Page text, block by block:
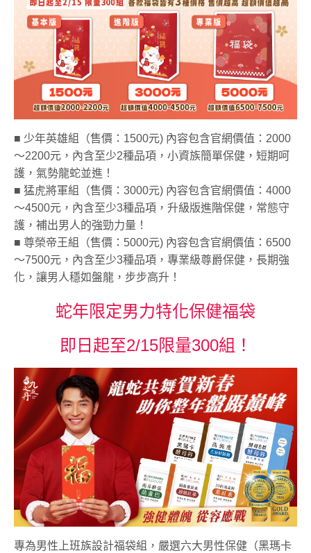
鐵騎．PCTII+葡萄糖胺+軟骨素
黑帝．生物素+鋅+鐵+白首烏
鋼韌．高單位MSM
九五闆闆的蝦皮套件
蝦皮全站廣告工具
蝦皮賣家輔助工具
蝦皮黑名單平台
社群平台
FB粉絲團
官方Line
客服專線
AM10:00 ~ PM06:00
■ 少年英雄組（售價：1500元) 內容包含官網價值：2000
～2200元，內含至少2種品項，小資族簡單保健，短期呵
護，氣勢龍蛇並進！
■ 猛虎將軍組（售價：3000元) 內容包含官網價值：4000
～4500元，內含至少3種品項，升級版進階保健，常態守
護，補出男人的強勁力量！
■ 尊榮帝王組（售價：5000元) 內容包含官網價值：6500
～7500元，內含至少3種品項，專業級尊爵保健，長期強
化，讓男人穩如盤龍，步步高升！
蛇年限定男力特化保健福袋
即日起至2/15限量300組！
專為男性上班族設計福袋組，嚴選六大男性保健（黑瑪卡